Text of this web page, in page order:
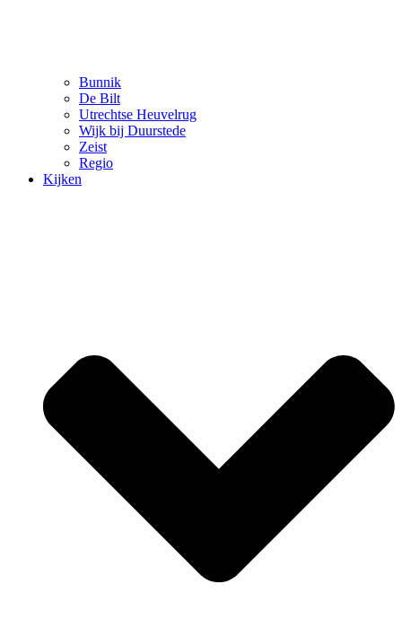
Bunnik
De Bilt
Utrechtse Heuvelrug
Wijk bij Duurstede
Zeist
Regio
Kijken